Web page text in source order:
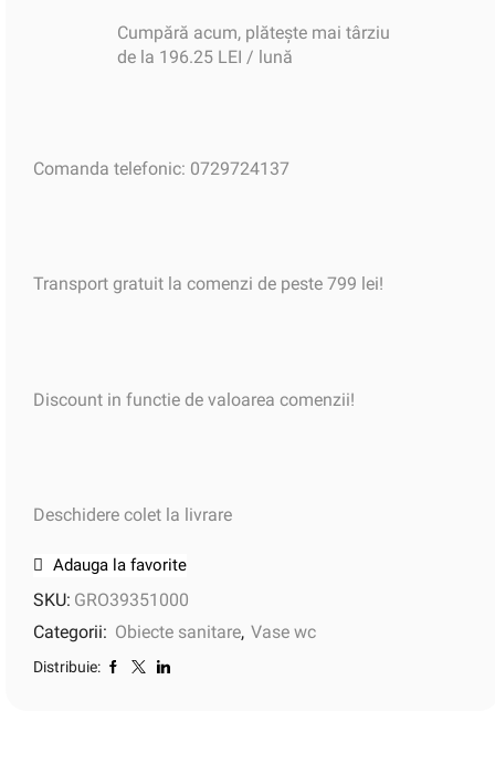
Cumpără acum, plătește mai târziu
de la 196.25 LEI / lună
Comanda telefonic: 0729724137
Transport gratuit la comenzi de peste 799 lei!
Discount in functie de valoarea comenzii!
Deschidere colet la livrare
Adauga la favorite
SKU: GRO39351000
Categorii: Obiecte sanitare, Vase wc
Distribuie: